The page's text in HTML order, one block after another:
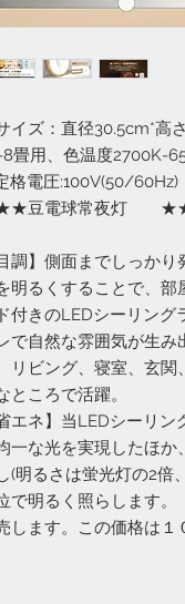
イズ：直径30.5cm*
畳用、色温度2700K-
定格電圧
豆電球常夜灯
調】側面までしっか
明るくすることで、部
付きのLEDシーリング
で自然な雰囲気が生
リビング、寝室、玄
ところで活躍。
エネ】当LEDシーリ
一な光を実現したほ
(明るさは蛍光灯の2倍
で明るく照らします。
します。この価格は１